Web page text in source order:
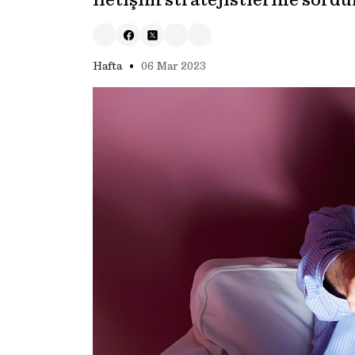
Hafta • 06 Mar 2023